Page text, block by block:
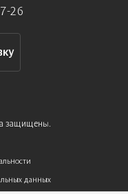
26
защищены.
данных